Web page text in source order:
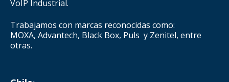
VoIP Industrial.
Trabajamos con marcas reconocidas como:
MOXA, Advantech, Black Box, Puls y Zenitel, entre
otras.